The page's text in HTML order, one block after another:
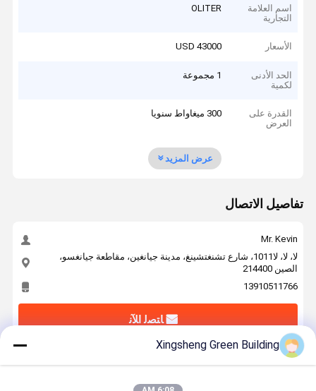
اسم العلامة
التجارية
OLITER
الأسعار 43000 USD
الحد الأدنى
لكمية
1 مجموعة
القدرة على
العرض
300 ميغاواط سنويا
عرض المزيد
تفاصيل الاتصال
Mr. Kevin
لا، لا، لا1011، شارع تشنغتشينغ، مدينة جيانغين، مقاطعة جيانغسو،
الصين 214400
13910511766
ﺎﺘﺼﻟ ﺍﻶﻧ
احصل على افضل سعر ل
Xingsheng Green Building